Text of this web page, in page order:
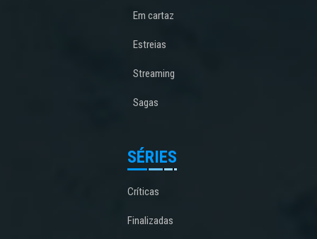
Em cartaz
Estreias
Streaming
Sagas
SÉRIES
Críticas
Finalizadas